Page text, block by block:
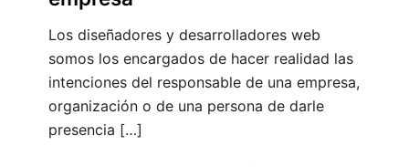
Los diseñadores y desarrolladores web
somos los encargados de hacer realidad las
intenciones del responsable de una empresa,
organización o de una persona de darle
presencia […]